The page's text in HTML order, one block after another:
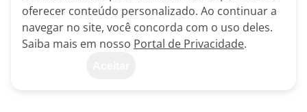
oferecer conteúdo personalizado. Ao continuar a
navegar no site, você concorda com o uso deles.
Saiba mais em nosso Portal de Privacidade.